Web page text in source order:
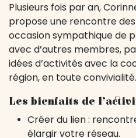
Plusieurs fois par an,
propose une rencontre
occasion sympathique de
avec d’autres membres,
idées d’activités avec la
région, en toute convivialité.
Les bienfaits de
Créer du lien :
élargir votre réseau.